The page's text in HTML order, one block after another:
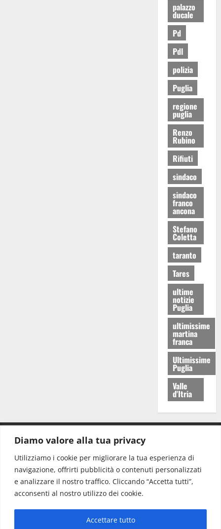
Diamo valore alla tua privacy
Utilizziamo i cookie per migliorare la tua esperienza di
navigazione, offrirti pubblicità o contenuti personalizzati
e analizzare il nostro traffico. Cliccando “Accetta tutti”,
acconsenti al nostro utilizzo dei cookie.
Accettare tutto
palazzo
ducale
Pd
Pdl
polizia
Puglia
regione
puglia
Renzo
Rubino
Rifiuti
sindaco
sindaco
franco
ancona
Stefano
Coletta
taranto
Tares
ultime
notizie
Puglia
ultimissime
martina
franca
Ultimissime
Puglia
Valle
d'Itria
Redazione: redazione@www.martinasera.it
Direttore:direttore@www.martinasera.it
Info & Commerciale:info@www.martinasera.it